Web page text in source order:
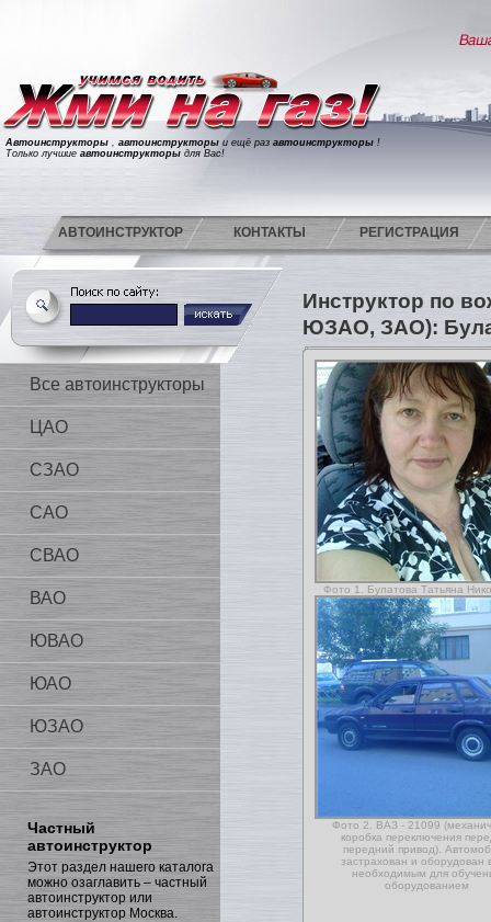
Автоинструкторы , автоинструкторы и ещё раз автоинструкторы !
Только лучшие автоинструкторы для Вас!
АВТОИНСТРУКТОР КОНТАКТЫ РЕГИСТРАЦИЯ
Все автоинструкторы
ЦАО
СЗАО
САО
СВАО
ВАО
ЮВАО
ЮАО
ЮЗАО
ЗАО
Частный
автоинструктор
Этот раздел нашего каталога
можно озаглавить – частный
автоинструктор или
автоинструктор Москва.
Инструктор по
ЮЗАО, ЗАО):
Фото 1. Булатова Татьяна
Фото 2. ВАЗ - 21099
коробка переключения
передний привод).
застрахован и оборудован
необходимым для
оборудованием